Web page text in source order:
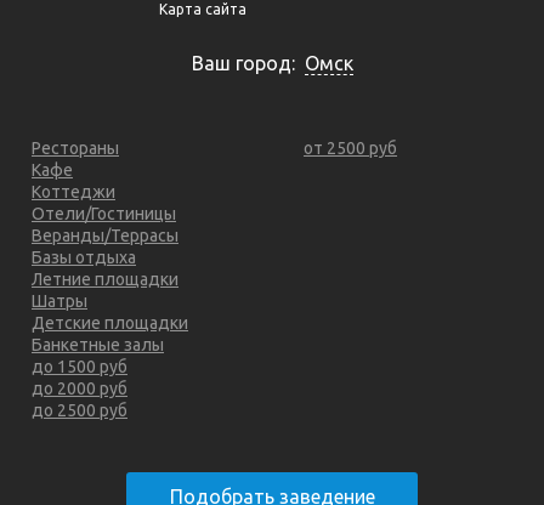
Карта сайта
Ваш город: Омск
Рестораны
Кафе
Коттеджи
Отели/Гостиницы
Веранды/Террасы
Базы отдыха
Летние площадки
Шатры
Детские площадки
Банкетные залы
до 1500 руб
до 2000 руб
до 2500 руб
от 2500 руб
Подобрать заведение